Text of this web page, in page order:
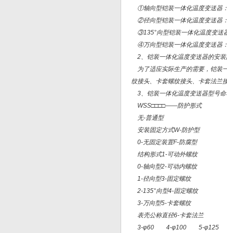
①轴向型铠装一体化温度变送器
②径向型铠装一体化温度变送器
③135°向型铠装一体化温度变送
④万向型铠装一体化温度变送器
2、铠装一体化温度变送器的安装
为了适应实际生产的需要，铠装
纹接头、卡套螺纹接头、卡套法兰
3、铠装一体化温度变送器型号命
WSS□□□□——防护形式
无-普通型
安装固定方式W-防护型
0-无固定装置F-防腐型
结构形式1-可动外螺纹
0-轴向型2-可动内螺纹
1-径向型3-固定螺纹
2-135°向型4-固定螺纹
3-万向型5-卡套螺纹
表壳公称直径6-卡套法兰
3-φ60 4-φ100 5-φ125